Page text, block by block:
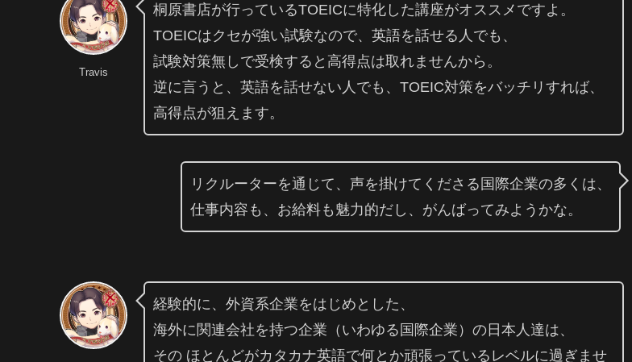
Travis
桐原書店が行っているTOEICに特化した講座がオススメですよ。
TOEICはクセが強い試験なので、英語を話せる人でも、
試験対策無しで受検すると高得点は取れませんから。
逆に言うと、英語を話せない人でも、TOEIC対策をバッチリすれば、
高得点が狙えます。
リクルーターを通じて、声を掛けてくださる国際企業の多くは、
仕事内容も、お給料も魅力的だし、がんばってみようかな。
経験的に、外資系企業をはじめとした、
海外に関連会社を持つ企業（いわゆる国際企業）の日本人達は、
その ほとんどがカタカナ英語で何とか頑張っているレベルに過ぎませ